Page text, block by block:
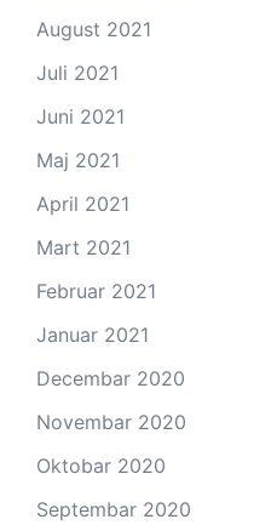
August 2021
Juli 2021
Juni 2021
Maj 2021
April 2021
Mart 2021
Februar 2021
Januar 2021
Decembar 2020
Novembar 2020
Oktobar 2020
Septembar 2020